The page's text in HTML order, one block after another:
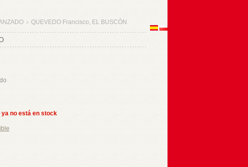
> QUEVEDO Francisco, EL BUSCÓN
ya no está en stock